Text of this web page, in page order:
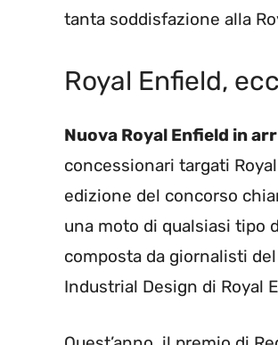
tanta soddisfazione alla
Royal Enfield,
Nuova Royal Enfield in
concessionari targati
edizione del concorso
una moto di qualsiasi tipo
composta da giornalisti
Industrial Design di Royal